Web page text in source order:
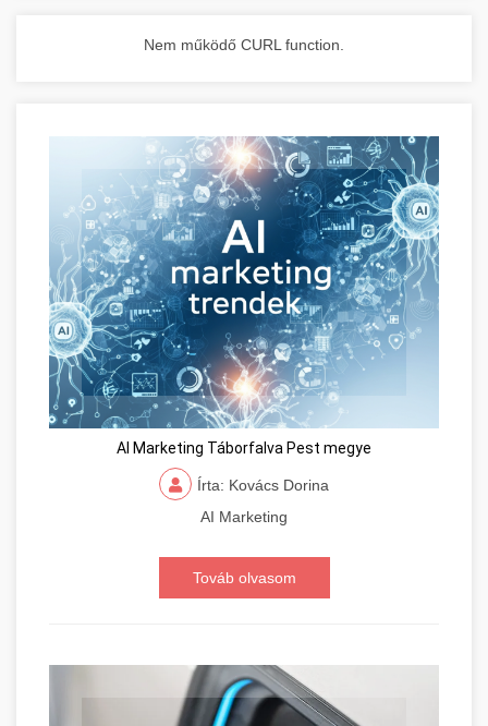
Nem működő CURL function.
AI Marketing Táborfalva Pest megye
Írta: Kovács Dorina
AI Marketing
Továb olvasom